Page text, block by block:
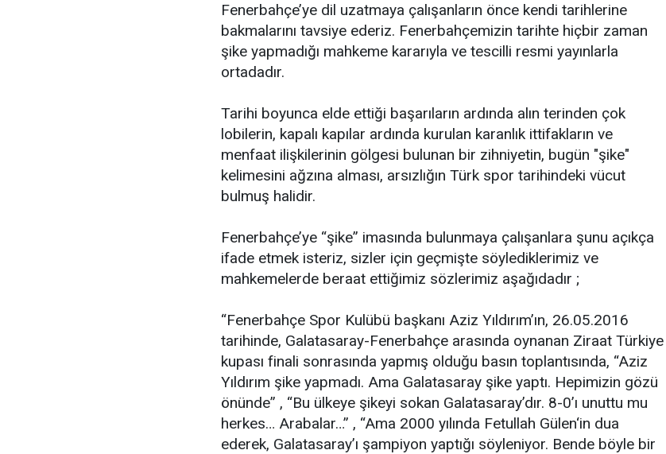
Fenerbahçe’ye dil uzatmaya çalışanların önce kendi tarihlerine
bakmalarını tavsiye ederiz. Fenerbahçemizin tarihte hiçbir zaman
şike yapmadığı mahkeme kararıyla ve tescilli resmi yayınlarla
ortadadır.
Tarihi boyunca elde ettiği başarıların ardında alın terinden çok
lobilerin, kapalı kapılar ardında kurulan karanlık ittifakların ve
menfaat ilişkilerinin gölgesi bulunan bir zihniyetin, bugün "şike"
kelimesini ağzına alması, arsızlığın Türk spor tarihindeki vücut
bulmuş halidir.
Fenerbahçe’ye “şike” imasında bulunmaya çalışanlara şunu açıkça
ifade etmek isteriz, sizler için geçmişte söylediklerimiz ve
mahkemelerde beraat ettiğimiz sözlerimiz aşağıdadır ;
“Fenerbahçe Spor Kulübü başkanı Aziz Yıldırım’ın, 26.05.2016
tarihinde, Galatasaray-Fenerbahçe arasında oynanan Ziraat Türkiye
kupası finali sonrasında yapmış olduğu basın toplantısında, “Aziz
Yıldırım şike yapmadı. Ama Galatasaray şike yaptı. Hepimizin gözü
önünde” , “Bu ülkeye şikeyi sokan Galatasaray’dır. 8-0’ı unuttu mu
herkes… Arabalar…” , “Ama 2000 yılında Fetullah Gülen‘in dua
ederek, Galatasaray’ı şampiyon yaptığı söyleniyor. Bende böyle bir